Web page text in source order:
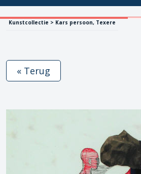
Kunstcollectie > Kars persoon, Texere
« Terug